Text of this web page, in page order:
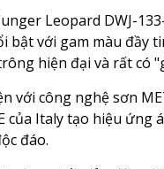
Leopard DWJ-
bật với gam màu đầy
hiện đại và rất có
với công nghệ sơn
của Italy tạo hiệu ứng
đáo.